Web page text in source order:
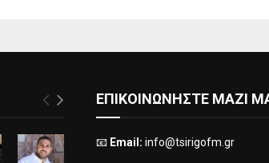
ΕΠΙΚΟΙΝΩΝΗΣΤΕ ΜΑΖΙ
📧 Email: info@tsirigofm.gr